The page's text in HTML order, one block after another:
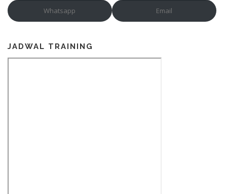
Whatsapp Email
JADWAL TRAINING